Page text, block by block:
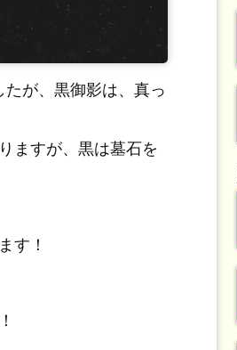
が、黒御影は、真っ
ますが、黒は墓石を
す！